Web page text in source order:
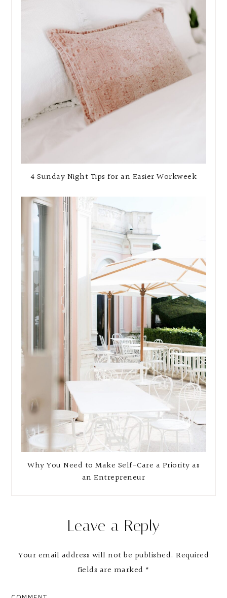
4 Sunday Night Tips for an Easier Workweek
Why You Need to Make Self-Care a Priority as
an Entrepreneur
Leave a Reply
Your email address will not be published. Required
fields are marked *